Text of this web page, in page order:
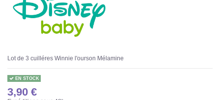
Lot de 3 cuilléres Winnie l'ourson Mélamine
EN STOCK
3,90 €